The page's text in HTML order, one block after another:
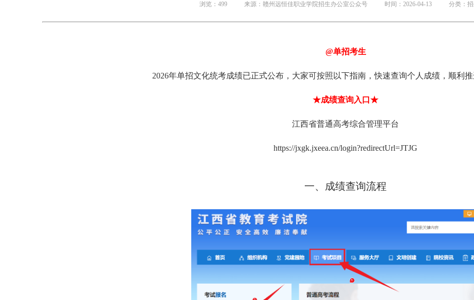
浏览：499 来源：赣州远恒佳职业学院招生办公室公众号 时间：2026-04-13 分类：
@单招考生
2026年单招文化统考成绩已正式公布，大家可按照以下指南，快速查询个人成绩，顺利推
★成绩查询入口★
江西省普通高考综合管理平台
https://jxgk.jxeea.cn/login?redirectUrl=JTJG
一、成绩查询流程